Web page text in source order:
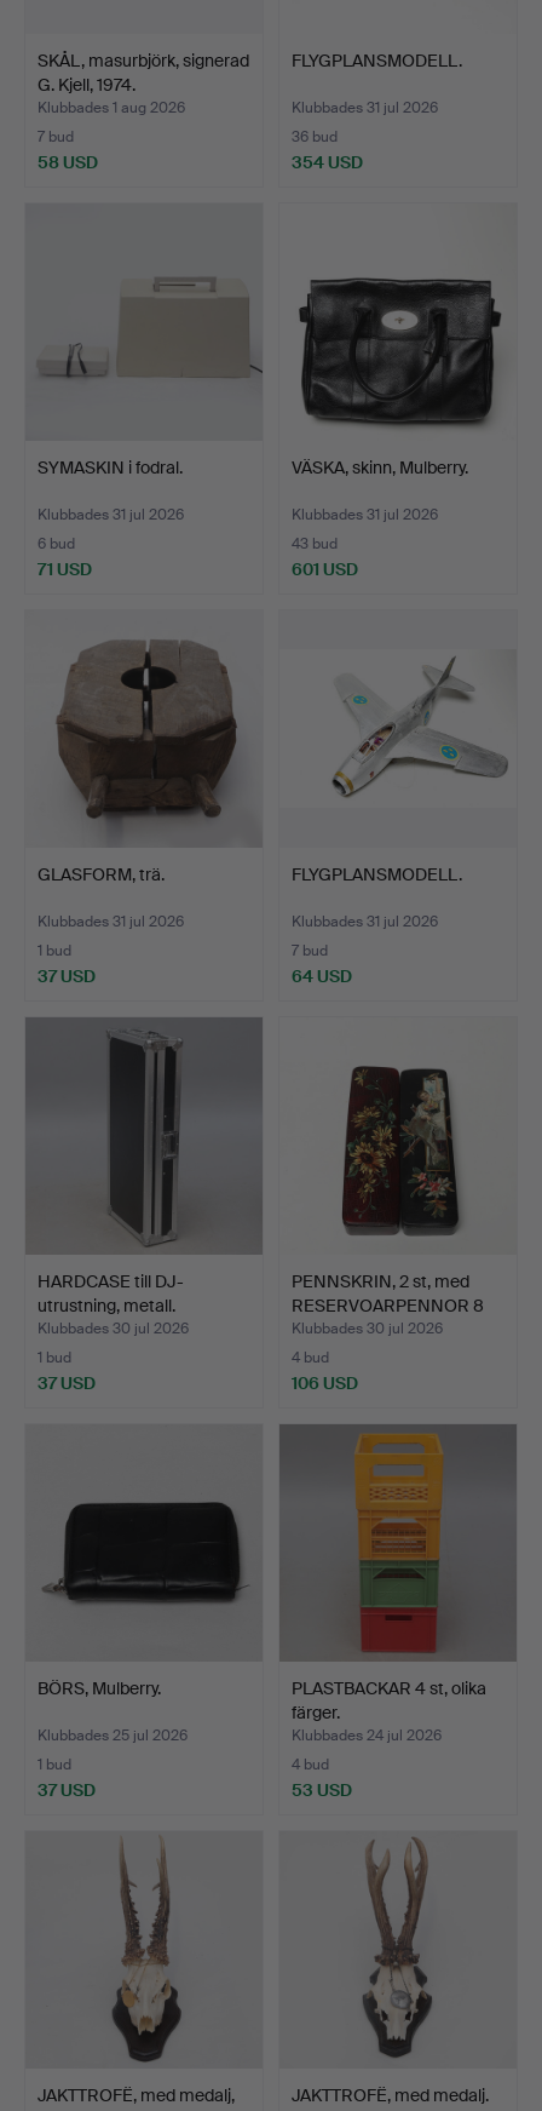
SKÅL, masurbjörk, signerad
G. Kjell, 1974.
Klubbades 1 aug 2026
7 bud
58 USD
FLYGPLANSMODELL.
Klubbades 31 jul 2026
36 bud
354 USD
SYMASKIN i fodral.
Klubbades 31 jul 2026
6 bud
71 USD
VÄSKA, skinn, Mulberry.
Klubbades 31 jul 2026
43 bud
601 USD
GLASFORM, trä.
Klubbades 31 jul 2026
1 bud
37 USD
FLYGPLANSMODELL.
Klubbades 31 jul 2026
7 bud
64 USD
HARDCASE till DJ-
utrustning, metall.
Klubbades 30 jul 2026
1 bud
37 USD
PENNSKRIN, 2 st, med
RESERVOARPENNOR 8
st,…
Klubbades 30 jul 2026
4 bud
106 USD
BÖRS, Mulberry.
Klubbades 25 jul 2026
1 bud
37 USD
PLASTBACKAR 4 st, olika
färger.
Klubbades 24 jul 2026
4 bud
53 USD
JAKTTROFË, med medalj,
JAKTTROFË, med medalj.